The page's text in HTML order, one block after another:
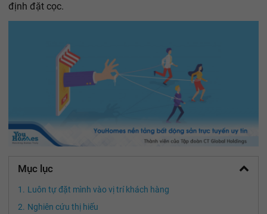
định đặt cọc.
Mục lục
Luôn tự đặt mình vào vị trí khách hàng
Nghiên cứu thị hiếu